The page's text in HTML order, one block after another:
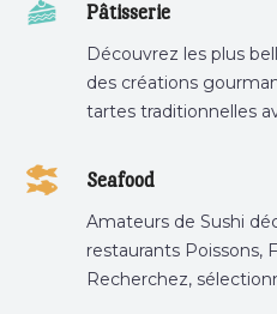
Pâtisserie
Découvrez les plus
des créations
tartes traditionnelles
tunis, pâtisserie sousse .
Seafood
Amateurs de Sushi
restaurants Poissons,
Recherchez,